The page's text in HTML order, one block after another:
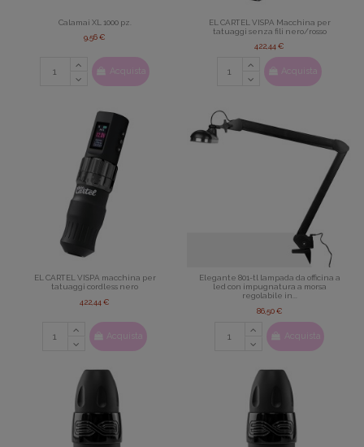
Calamai XL 1000 pz.
9,56 €
Acquista
EL CARTEL VISPA Macchina per
tatuaggi senza fili nero/rosso
422,44 €
Acquista
EL CARTEL VISPA macchina per
tatuaggi cordless nero
422,44 €
Acquista
Elegante 801-tl lampada da officina a
led con impugnatura a morsa
regolabile in...
86,50 €
Acquista